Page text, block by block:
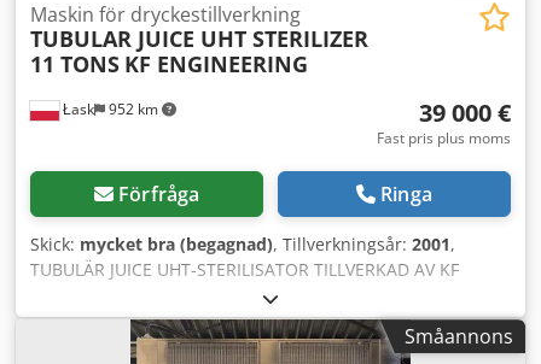
Łask 952 km
Maskin för dryckestillverkning
TUBULAR JUICE UHT STERILIZER
11 TONS KF ENGINEERING
39 000 €
Fast pris plus moms
Förfråga Ringa
Skick: mycket bra (begagnad), Tillverkningsår: 2001,
TUBULÄR JUICE UHT-STERILISATOR TILLVERKAD AV KF
ENGINEERING, TYSKLAND KAPACITET 11 TON PER TIMME
FÖR ALLA JUICER, INKLUSIVE TOMATJUICE MAXIMAL
TEMPERATUR 124 °C PLC SIEMENS S7 Chjdpov Tl D Nefx Af
Småannons